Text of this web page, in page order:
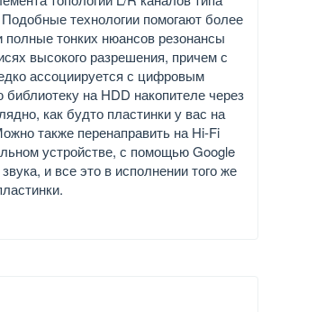
технологии помогают более
полные тонких нюансов резонансы
высокого разрешения, причем с
ассоциируется с цифровым
на HDD накопителе через
как будто пластинки у вас на
также перенаправить на Hi-Fi
устройстве, с помощью Google
и все это в исполнении того же